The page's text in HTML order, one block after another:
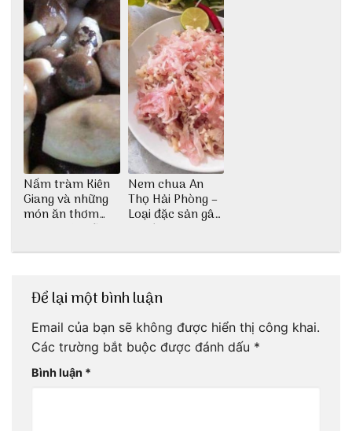
Nấm tràm Kiên
Giang và những
món ăn thơm
ngon khó cưỡng
Nem chua An
Thọ Hải Phòng –
Loại đặc sản gây
nghiện
Để lại một bình luận
Email của bạn sẽ không được hiển thị công khai.
Các trường bắt buộc được đánh dấu *
Bình luận *